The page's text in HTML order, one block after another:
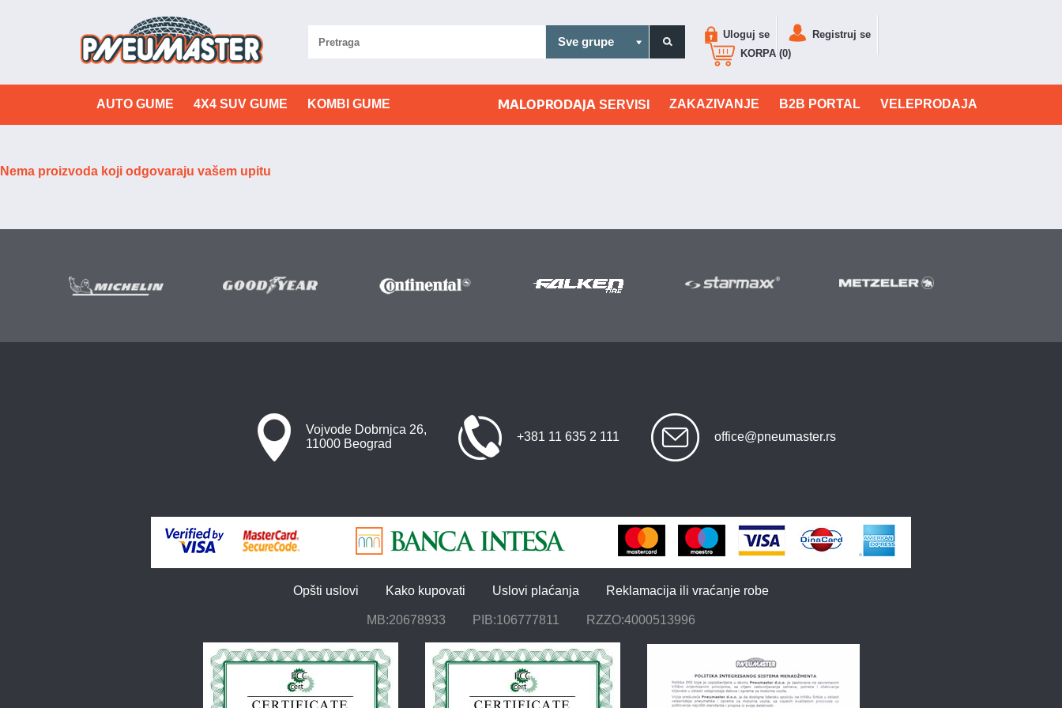
Uloguj se
Registruj se
KORPA (0)
AUTO GUME 4X4 SUV GUME KOMBI GUME MALOPRODAJA SERVISI ZAKAZIVANJE B2B PORTAL VELEPRODAJA
Nema proizvoda koji odgovaraju vašem upitu
Vojvode Dobrnjca 26,
11000 Beograd
+381 11 635 2 111 office@pneumaster.rs
Opšti uslovi Kako kupovati Uslovi plaćanja Reklamacija ili vraćanje robe
MB:20678933 PIB:106777811 RZZO:4000513996